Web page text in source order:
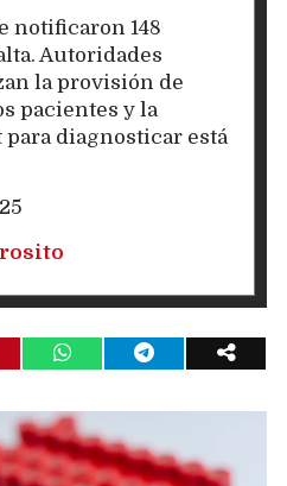
notificaron 148
Autoridades
la provisión de
pacientes y la
diagnosticar está